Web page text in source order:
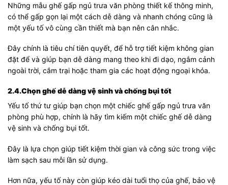
Những mẫu ghế gấp ngủ trưa văn phòng thiết kế thông minh,
có thể gấp gọn lại một cách dễ dàng và nhanh chóng cũng là
một yếu tố vô cùng cần thiết mà bạn nên cân nhắc.
Đây chính là tiêu chí tiên quyết, để hỗ trợ tiết kiệm không gian
đặt để và giúp bạn dễ dàng mang theo khi đi dạo, ngắm cảnh
ngoài trời, cắm trại hoặc tham gia các hoạt động ngoại khóa.
2.4.Chọn ghế dễ dàng vệ sinh và chống bụi tốt
Yếu tố thứ tư giúp bạn chọn một chiếc ghế gấp ngủ trưa văn
phòng phù hợp, chính là hãy tìm kiếm một chiếc ghế dễ dàng
vệ sinh và chống bụi tốt.
Đây là lựa chọn giúp tiết kiệm thời gian và công sức trong việc
làm sạch sau mỗi lần sử dụng.
Hơn nữa, yếu tố này còn giúp kéo dài tuổi thọ của ghế, bảo vệ